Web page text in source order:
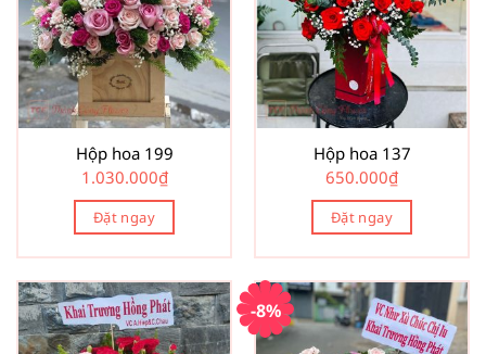
Hộp hoa 199
1.030.000₫
Đặt ngay
Hộp hoa 137
650.000₫
Đặt ngay
-8%